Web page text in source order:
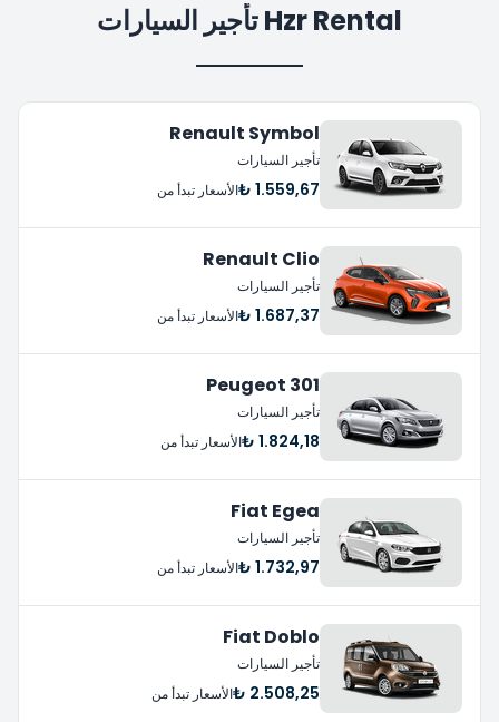
Hzr Rental تأجير السيارات
Renault Symbol
تأجير السيارات
1.559,67 ₺ الأسعار تبدأ من
Renault Clio
تأجير السيارات
1.687,37 ₺ الأسعار تبدأ من
Peugeot 301
تأجير السيارات
1.824,18 ₺ الأسعار تبدأ من
Fiat Egea
تأجير السيارات
1.732,97 ₺ الأسعار تبدأ من
Fiat Doblo
تأجير السيارات
2.508,25 ₺ الأسعار تبدأ من